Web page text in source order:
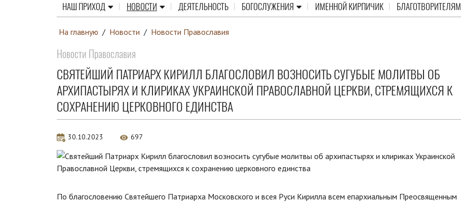
НАШ ПРИХОД НОВОСТИ ДЕЯТЕЛЬНОСТЬ БОГОСЛУЖЕНИЯ ИМЕННОЙ КИРПИЧИК БЛАГОТВОРИТЕЛЯМ
На главную / Новости / Новости Православия
Новости Православия
СВЯТЕЙШИЙ ПАТРИАРХ КИРИЛЛ БЛАГОСЛОВИЛ ВОЗНОСИТЬ СУГУБЫЕ МОЛИТВЫ ОБ
АРХИПАСТЫРЯХ И КЛИРИКАХ УКРАИНСКОЙ ПРАВОСЛАВНОЙ ЦЕРКВИ, СТРЕМЯЩИХСЯ К
СОХРАНЕНИЮ ЦЕРКОВНОГО ЕДИНСТВА
30.10.2023 697
По благословению Святейшего Патриарха Московского и всея Руси Кирилла всем епархиальным Преосвященным